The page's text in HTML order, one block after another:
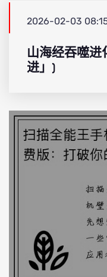
2026-02-03
山海经吞噬进
进」)